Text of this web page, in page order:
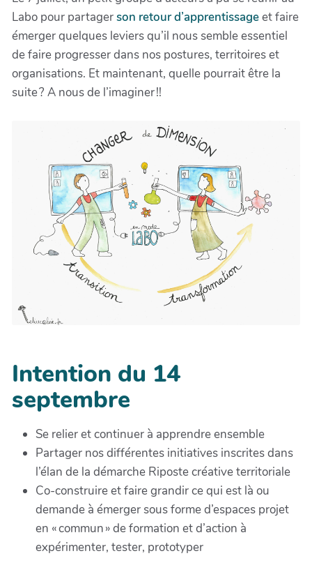
Labo pour partagerson retour d’apprentissageet faire
émerger quelques leviers qu’il nous semble essentiel
de faire progresser dans nos postures, territoires et
organisations. Et maintenant, quelle pourrait être la
suite ? A nous de l’imaginer !!
Intention du 14
septembre
Se relier et continuer à apprendre ensemble
Partager nos différentes initiatives inscrites dans
l’élan de la démarche Riposte créative territoriale
Co-construire et faire grandir ce qui est là ou
demande à émerger sous forme d’espaces projet
en « commun » de formation et d’action à
expérimenter, tester, prototyper